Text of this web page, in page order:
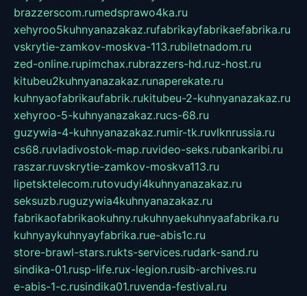
brazzerscom.rumedsprawo4ka.ru
xehyroo5kuhnyanazakaz.rufabrikayfabrikaefabrika.ru
vskrytie-zamkov-moskva-113.rubiletnadom.ru
zed-online.rupimchax.rubrazzers-hd.ruz-host.ru
kitubeu2kuhnyanazakaz.runaperekate.ru
kuhnyaofabrikaufabrik.rukitubeu-2-kuhnyanazakaz.ru
xehyroo-5-kuhnyanazakaz.rucs-68.ru
guzywia-4-kuhnyanazakaz.rumir-tk.ruvlknrussia.ru
cs68.ruvladivostok-map.ruvideo-seks.rubankaribi.ru
raszar.ruvskrytie-zamkov-moskva113.ru
lipetsktelecom.rutovudyi4kuhnyanazakaz.ru
seksuzb.ruguzywia4kuhnyanazakaz.ru
fabrikaofabrikaokuhny.rukuhnyaekuhnyaafabrika.ru
kuhnyaykuhnyayfabrika.rue-abis1c.ru
store-brawl-stars.rukts-services.rudark-sand.ru
sindika-01.rusp-life.rux-legion.rusib-archives.ru
e-abis-1-c.rusindika01.ruvenda-festival.ru